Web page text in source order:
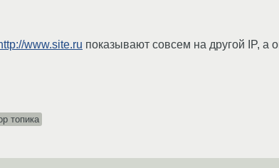
www.site.ru показывают совсем на другой IP, а
топика